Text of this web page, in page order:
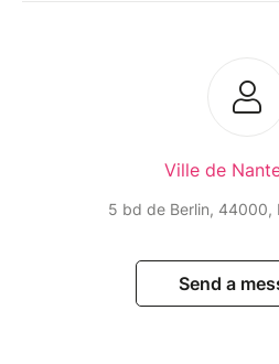
Ville de
5 bd de Berlin, 44000,
Send a